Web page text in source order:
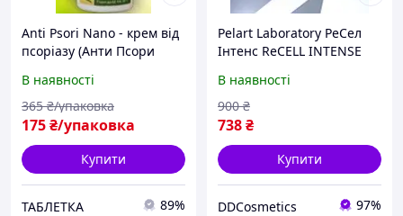
Anti Psori Nano - крем від
псоріазу (Анти Псори
В наявності
175₴/упаковка
365 ₴/упаковка
Купити
ТАБЛЕТКА 89%
Pelart Laboratory РеСел
Інтенс ReCELL INTENSE
псоріазу
В наявності
738₴
900 ₴
Купити
DDCosmetics 97%